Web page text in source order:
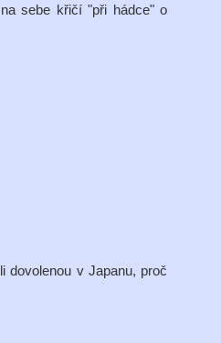
sebe křičí "při hádce" o
dovolenou v Japanu, proč